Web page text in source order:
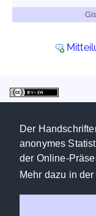
Der
anonymes
der Online-
Mehr dazu in der